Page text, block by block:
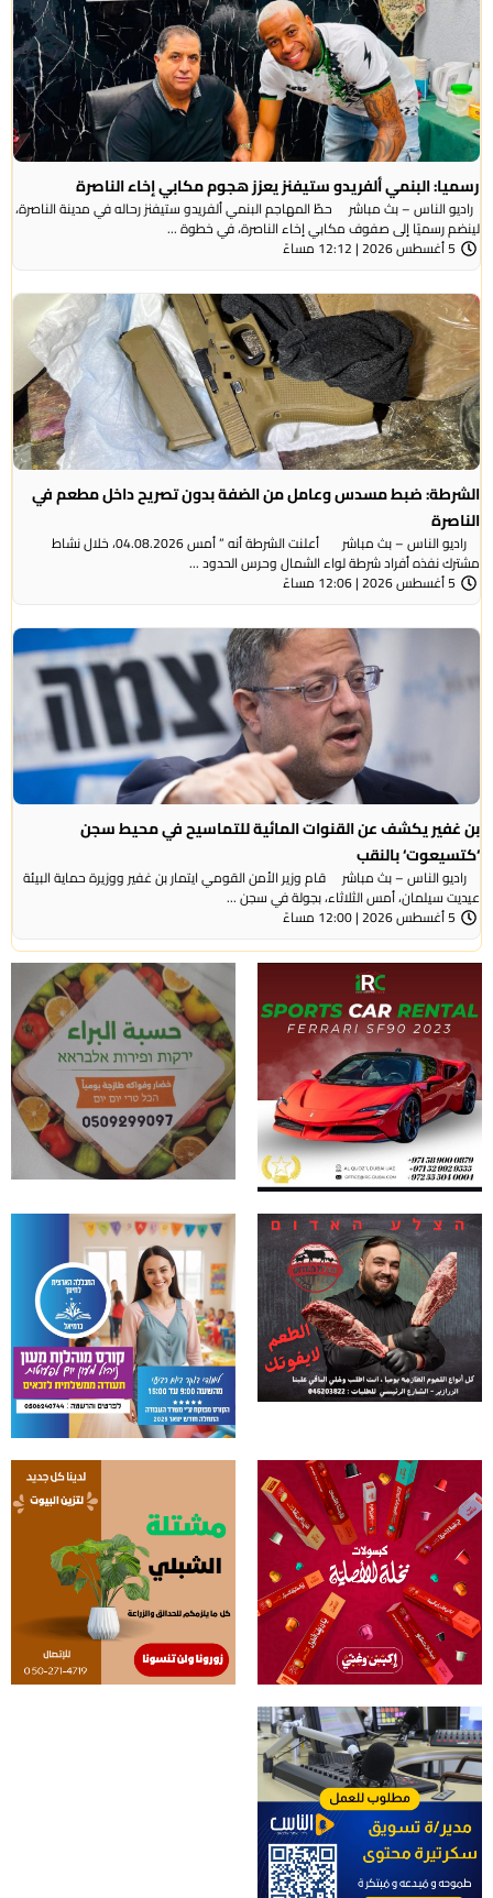
رسميا: البنمي ألفريدو ستيفنز يعزز هجوم مكابي إخاء الناصرة
راديو الناس – بث مباشر حطّ المهاجم البنمي ألفريدو ستيفنز رحاله في مدينة الناصرة،
لينضم رسميًا إلى صفوف مكابي إخاء الناصرة، في خطوة ...
5 أغسطس 2026 | 12:12 مساءً
الشرطة: ضبط مسدس وعامل من الضفة بدون تصريح داخل مطعم في
الناصرة
راديو الناس – بث مباشر أعلنت الشرطة أنه ” أمس 04.08.2026، خلال نشاط
مشترك نفذه أفراد شرطة لواء الشمال وحرس الحدود ...
5 أغسطس 2026 | 12:06 مساءً
بن غفير يكشف عن القنوات المائية للتماسيح في محيط سجن
‘كتسيعوت‘ بالنقب
راديو الناس – بث مباشر قام وزير الأمن القومي ايتمار بن غفير ووزيرة حماية البيئة
عيديت سيلمان، أمس الثلاثاء، بجولة في سجن ...
5 أغسطس 2026 | 12:00 مساءً